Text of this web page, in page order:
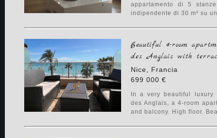
appartamento di 5
indipendente di 30 m² su
Beautiful 4-room
des Anglais with
Nice, Francia
699 000 €
In a very beautiful luxury
des Anglais, a 4-room
and balcony. High floor.